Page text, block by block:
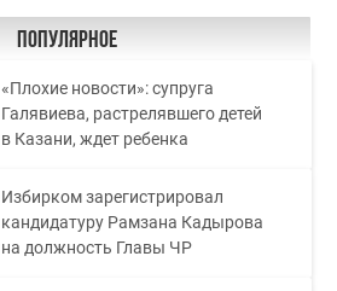
Популярное
«Плохие новости»: супруга
Галявиева, растрелявшего детей
в Казани, ждет ребенка
Избирком зарегистрировал
кандидатуру Рамзана Кадырова
на должность Главы ЧР